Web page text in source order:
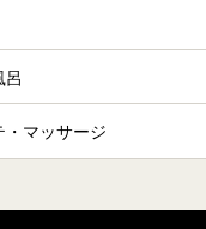
呂
・マッサージ